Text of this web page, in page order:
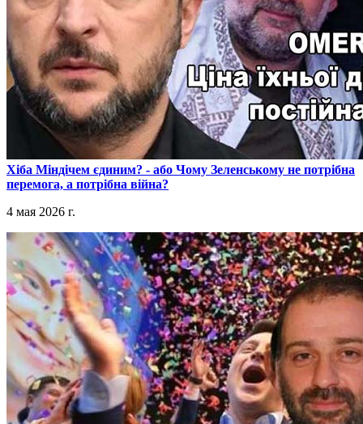
​Хіба Міндічем єдиним? - або Чому Зеленському не потрібна
перемога, а потрібна війна?
4 мая 2026 г.